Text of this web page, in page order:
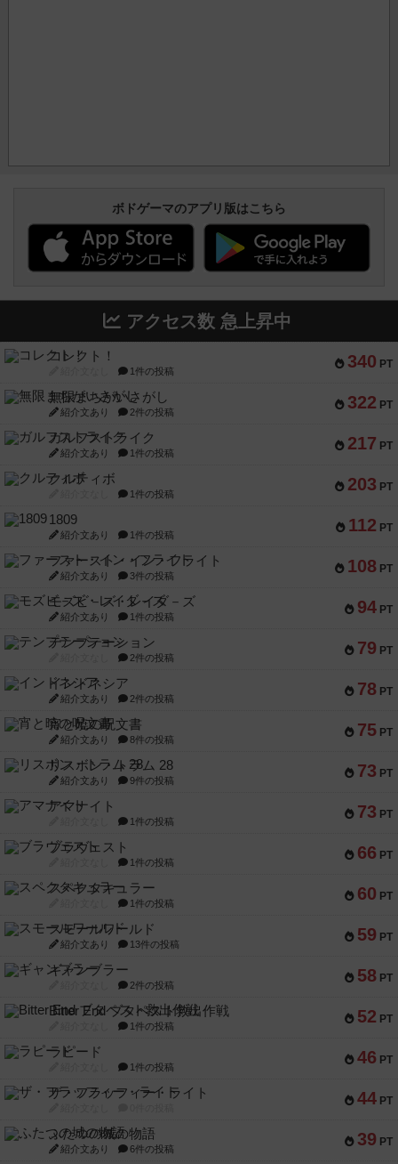
ボドゲーマのアプリ版はこちら
アクセス数 急上昇中
340 PT
コレクト！
1件の投稿
322 PT
無限まちがいさがし
紹介文あり 2件の投稿
217 PT
ガルフストライク
紹介文あり 1件の投稿
203 PT
クルティボ
1件の投稿
112 PT
1809
紹介文あり 1件の投稿
108 PT
ファースト・イン・フライト
紹介文あり 3件の投稿
94 PT
モズビ－ズ・レイダ－ズ
紹介文あり 1件の投稿
79 PT
テンプテーション
2件の投稿
78 PT
インドネシア
紹介文あり 2件の投稿
75 PT
宵と暁の呪文書
紹介文あり 8件の投稿
73 PT
リスボン・トラム 28
紹介文あり 9件の投稿
73 PT
アマナイト
1件の投稿
66 PT
ブラヴェスト
1件の投稿
60 PT
スペクタキュラー
1件の投稿
59 PT
スモールワールド
紹介文あり 13件の投稿
58 PT
ギャンブラー
2件の投稿
52 PT
Bitter End ブタペスト救出作戦
1件の投稿
46 PT
ラピード
1件の投稿
44 PT
ザ・フラッフィー・ライト
39 PT
ふたつの城の物語
紹介文あり 6件の投稿